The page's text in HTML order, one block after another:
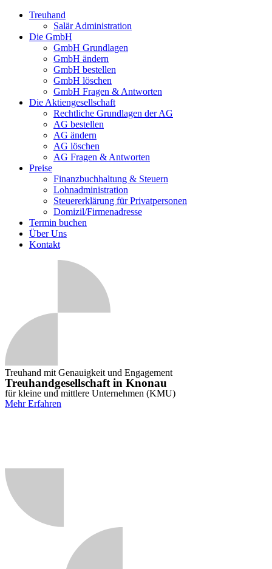
Treuhand
Salär Administration
Die GmbH
GmbH Grundlagen
GmbH ändern
GmbH bestellen
GmbH löschen
GmbH Fragen & Antworten
Die Aktiengesellschaft
Rechtliche Grundlagen der AG
AG bestellen
AG ändern
AG löschen
AG Fragen & Antworten
Preise
Finanzbuchhaltung & Steuern
Lohnadministration
Steuererklärung für Privatpersonen
Domizil/Firmenadresse
Termin buchen
Über Uns
Kontakt
Treuhand mit Genauigkeit und Engagement
Treuhandgesellschaft in Knonau
für kleine und mittlere Unternehmen (KMU)
Mehr Erfahren